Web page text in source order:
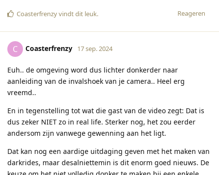
Reageren
Coasterfrenzyvindt dit leuk.
C Coasterfrenzy 17 sep. 2024
Euh.. de omgeving word dus lichter donkerder naar
aanleiding van de invalshoek van je camera.. Heel erg
vreemd..
En in tegenstelling tot wat die gast van de video zegt: Dat is
dus zeker NIET zo in real life. Sterker nog, het zou eerder
andersom zijn vanwege gewenning aan het ligt.
Dat kan nog een aardige uitdaging geven met het maken van
darkrides, maar desalniettemin is dit enorm goed nieuws. De